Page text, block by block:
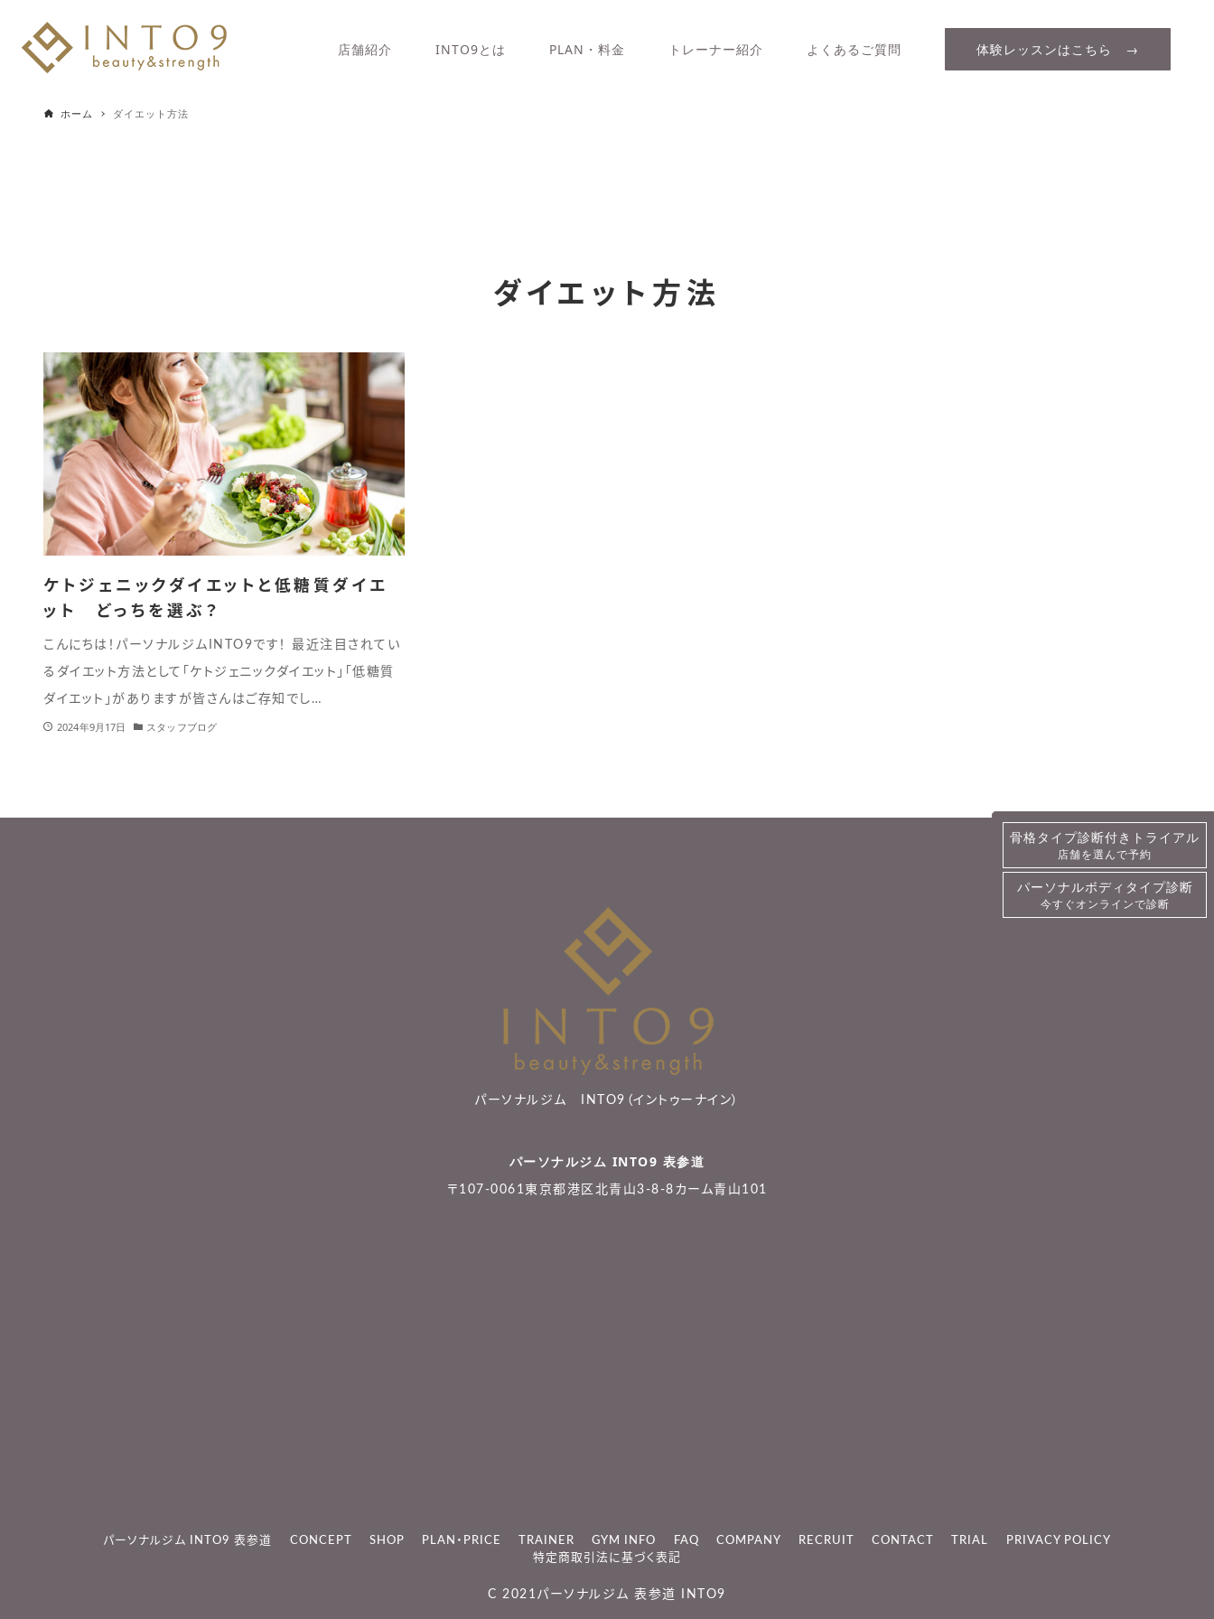
店舗紹介 INTO9とは PLAN・料金 トレーナー紹介 よくあるご質問 体験レッスンはこちら →
ホーム ダイエット方法
ダイエット方法
ケトジェニックダイエットと低糖質ダイエ
ット どっちを選ぶ？
こんにちは！パーソナルジムINTO9です！ 最近注目されてい
るダイエット方法として「ケトジェニックダイエット」「低糖質
ダイエット」がありますが皆さんはご存知でし…
2024年9月17日 スタッフブログ
パーソナルジム INTO9（イントゥーナイン）
パーソナルジム INTO9 表参道
〒107-0061東京都港区北青山3-8-8カーム青山101
パーソナルジム INTO9 表参道 CONCEPT SHOP PLAN・PRICE TRAINER GYM INFO FAQ COMPANY RECRUIT CONTACT TRIAL
PRIVACY POLICY
特定商取引法に基づく表記
C 2021 パーソナルジム 表参道 INTO9
骨格タイプ診断付きトライアル
詳細・予約
パーソナルボディタイプ診断
今すぐオンラインで診断
骨格タイプ診断付きトライアル
店舗を選んで予約
パーソナルボディタイプ診断
今すぐオンラインで診断